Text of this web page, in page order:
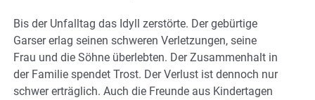
Bis der Unfalltag das Idyll zerstörte. Der gebürtige
Garser erlag seinen schweren Verletzungen, seine
Frau und die Söhne überlebten. Der Zusammenhalt in
der Familie spendet Trost. Der Verlust ist dennoch nur
schwer erträglich. Auch die Freunde aus Kindertagen